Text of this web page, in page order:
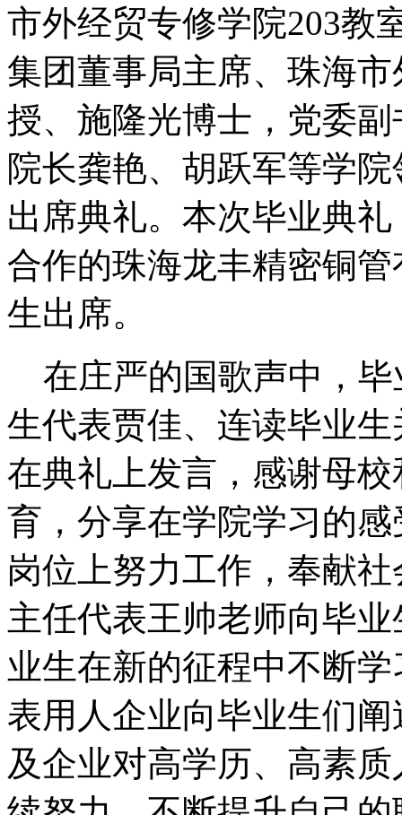
市外经贸专修学院203教
集团董事局主席、珠海
授、施隆光博士，党委
院长龚艳、胡跃军等学
出席典礼。本次毕业典
合作的珠海龙丰精密铜
生出席。
在庄严的国歌声中，毕
生代表贾佳、连读毕业
在典礼上发言，感谢母
育，分享在学院学习的
岗位上努力工作，奉献
主任代表王帅老师向毕
业生在新的征程中不断
表用人企业向毕业生们
及企业对高学历、高素